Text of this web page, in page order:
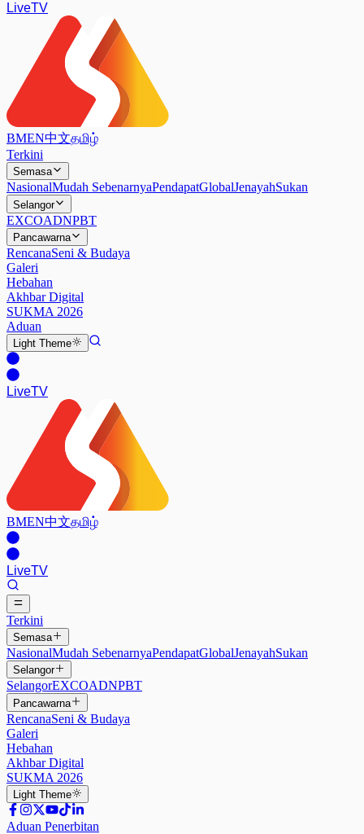
LiveTV
BMEN中文தமிழ்
Terkini
Semasa
NasionalMudah SebenarnyaPendapatGlobalJenayahSukan
Selangor
EXCOADNPBT
Pancawarna
RencanaSeni & Budaya
Galeri
Hebahan
Akhbar Digital
SUKMA 2026
Aduan
Light Theme
LiveTV
BMEN中文தமிழ்
LiveTV
Terkini
Semasa
NasionalMudah SebenarnyaPendapatGlobalJenayahSukan
Selangor
SelangorEXCOADNPBT
Pancawarna
RencanaSeni & Budaya
Galeri
Hebahan
Akhbar Digital
SUKMA 2026
Light Theme
Aduan Penerbitan